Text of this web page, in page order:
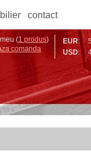
contact
(1 produs)
comanda
EUR:
USD: